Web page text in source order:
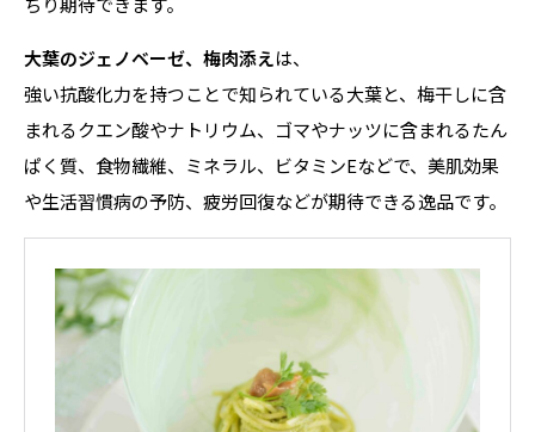
大葉のジェノベーゼ、梅肉添えは、
強い抗酸化力を持つことで知られている大葉と、梅干しに含
まれるクエン酸やナトリウム、ゴマやナッツに含まれるたん
ぱく質、食物繊維、ミネラル、ビタミンEなどで、美肌効果
や生活習慣病の予防、疲労回復などが期待できる逸品です。